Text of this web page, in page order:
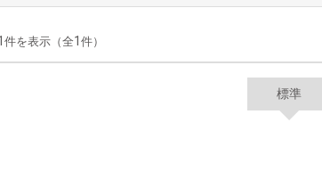
件を表示（全1 件）
標準